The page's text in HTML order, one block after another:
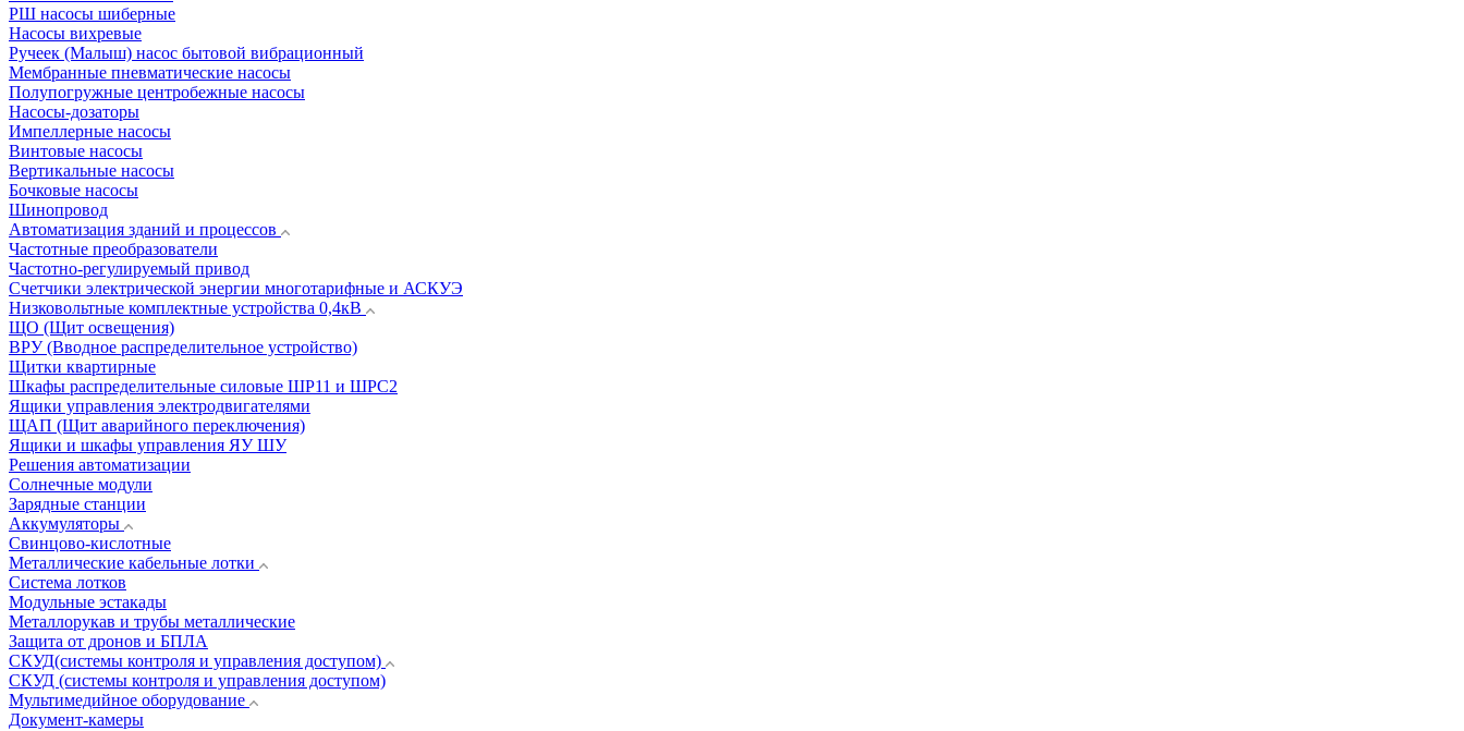
РШ насосы шиберные
Насосы вихревые
Ручеек (Малыш) насос бытовой вибрационный
Мембранные пневматические насосы
Полупогружные центробежные насосы
Насосы-дозаторы
Импеллерные насосы
Винтовые насосы
Вертикальные насосы
Бочковые насосы
Шинопровод
Автоматизация зданий и процессов
Частотные преобразователи
Частотно-регулируемый привод
Счетчики электрической энергии многотарифные и АСКУЭ
Низковольтные комплектные устройства 0,4кВ
ЩО (Щит освещения)
ВРУ (Вводное распределительное устройство)
Щитки квартирные
Шкафы распределительные силовые ШР11 и ШРС2
Ящики управления электродвигателями
ЩАП (Щит аварийного переключения)
Ящики и шкафы управления ЯУ ШУ
Решения автоматизации
Солнечные модули
Зарядные станции
Аккумуляторы
Свинцово-кислотные
Металлические кабельные лотки
Система лотков
Модульные эстакады
Металлорукав и трубы металлические
Защита от дронов и БПЛА
СКУД(системы контроля и управления доступом)
СКУД (системы контроля и управления доступом)
Мультимедийное оборудование
Документ-камеры